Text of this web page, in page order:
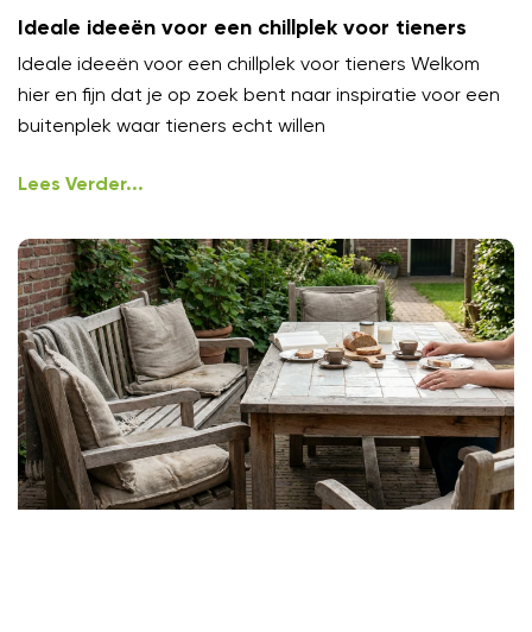
Ideale ideeën voor een chillplek voor tieners
Ideale ideeën voor een chillplek voor tieners Welkom
hier en fijn dat je op zoek bent naar inspiratie voor een
buitenplek waar tieners echt willen
Lees Verder...